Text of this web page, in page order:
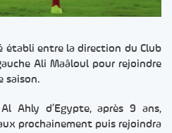
établi entre la direction du Club
Ali Maâloul pour rejoindre
saison.
Ahly d’Egypte, après 9 ans,
prochainement puis rejoindra